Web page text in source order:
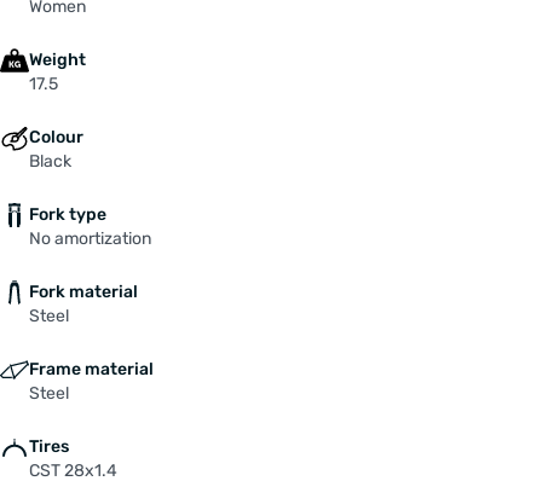
Women
Weight
17.5
Colour
Black
Fork type
No amortization
Fork material
Steel
Frame material
Steel
Tires
CST 28x1.4